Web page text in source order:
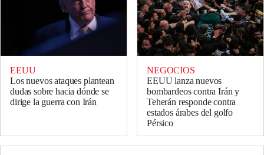
EEUU
Los nuevos ataques plantean
dudas sobre hacia dónde se
dirige la guerra con Irán
NEGOCIOS
EEUU lanza nuevos
bombardeos contra Irán y
Teherán responde contra
estados árabes del golfo
Pérsico